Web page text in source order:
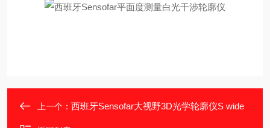
上一个： 西班牙Sensofar大视野3D光学轮廓仪S wide